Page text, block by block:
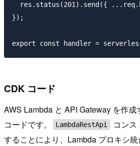
res.status(201).send({
});
CDK コード
AWS Lambda と API Gateway を作
コードです。
LambdaRestApi
コン
することにより、Lambda プロキシ